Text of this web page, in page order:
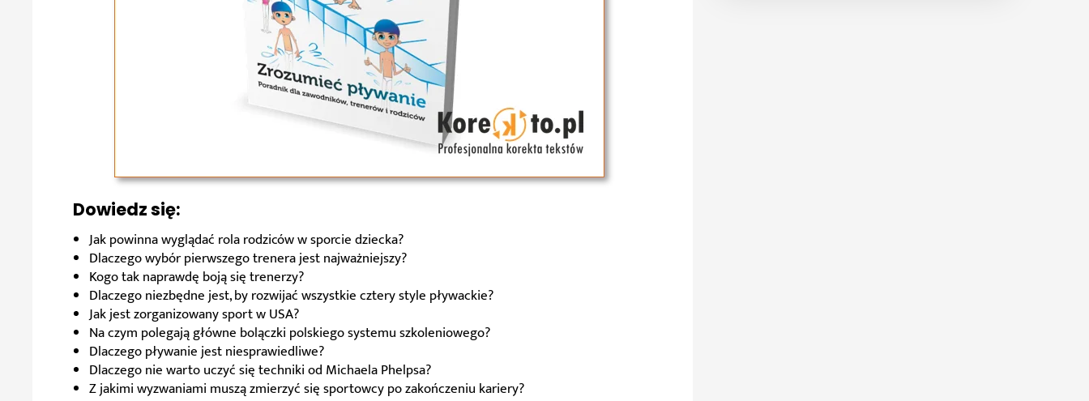
Dowiedz się:
Jak powinna wyglądać rola rodziców w sporcie dziecka?
Dlaczego wybór pierwszego trenera jest najważniejszy?
Kogo tak naprawdę boją się trenerzy?
Dlaczego niezbędne jest, by rozwijać wszystkie cztery style pływackie?
Jak jest zorganizowany sport w USA?
Na czym polegają główne bolączki polskiego systemu szkoleniowego?
Dlaczego pływanie jest niesprawiedliwe?
Dlaczego nie warto uczyć się techniki od Michaela Phelpsa?
Z jakimi wyzwaniami muszą zmierzyć się sportowcy po zakończeniu kariery?